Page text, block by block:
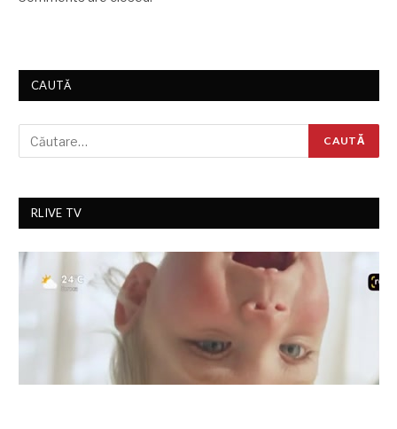
CAUTĂ
RLIVE TV